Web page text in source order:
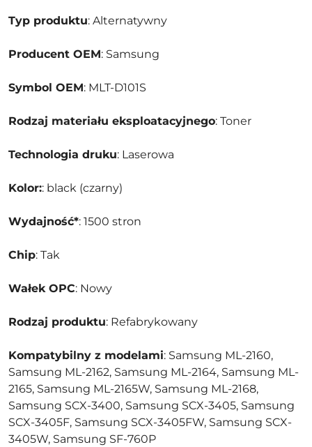
Typ produktu: Alternatywny
Producent OEM: Samsung
Symbol OEM: MLT-D101S
Rodzaj materiału eksploatacyjnego: Toner
Technologia druku: Laserowa
Kolor:: black (czarny)
Wydajność*: 1500 stron
Chip: Tak
Wałek OPC: Nowy
Rodzaj produktu: Refabrykowany
Kompatybilny z modelami: Samsung ML-2160,
Samsung ML-2162, Samsung ML-2164, Samsung ML-
2165, Samsung ML-2165W, Samsung ML-2168,
Samsung SCX-3400, Samsung SCX-3405, Samsung
SCX-3405F, Samsung SCX-3405FW, Samsung SCX-
3405W, Samsung SF-760P